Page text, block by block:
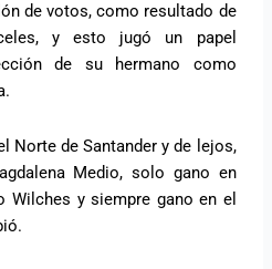
de votos, como resultado de
y esto jugó un papel
de su hermano como
Norte de Santander y de lejos,
Medio, solo gano en
Wilches y siempre gano en el